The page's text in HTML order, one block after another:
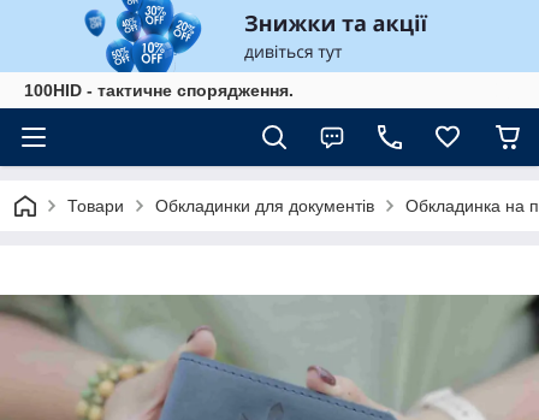
100HID - тактичне спорядження.
Товари Обкладинки для документів Обкладинка на